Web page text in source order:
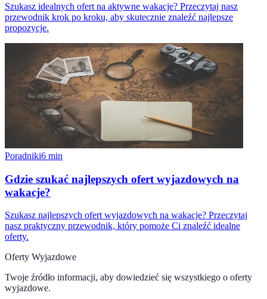
Szukasz idealnych ofert na aktywne wakacje? Przeczytaj nasz
przewodnik krok po kroku, aby skutecznie znaleźć najlepsze
propozycje.
Poradniki6 min
Gdzie szukać najlepszych ofert wyjazdowych na
wakacje?
Szukasz najlepszych ofert wyjazdowych na wakacje? Przeczytaj
nasz praktyczny przewodnik, który pomoże Ci znaleźć idealne
oferty.
Oferty Wyjazdowe
Twoje źródło informacji, aby dowiedzieć się wszystkiego o oferty
wyjazdowe.